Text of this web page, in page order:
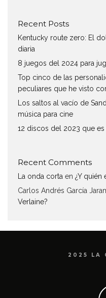
Recent Posts
Kentucky route zero: El
diaria
8 juegos del 2024 para
Top cinco de las
peculiares que he visto
Los saltos al vacío de
música para cine
12 discos del 2023 que
Recent Comments
La onda corta en ¿Y quién
Carlos Andrés García
Verlaine?
2025 LA